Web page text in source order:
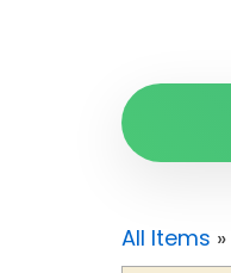
All Items »